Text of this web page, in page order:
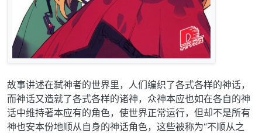
故事讲述在弑神者的世界里，人们编织了各式各样的神话，
而神话又造就了各式各样的诸神，众神本应也如在各自的神
话中维持著本应有的角色，使世界正常运行，但却不是所有
神也安本份地顺从自身的神话角色，这些被称为“不顺从之